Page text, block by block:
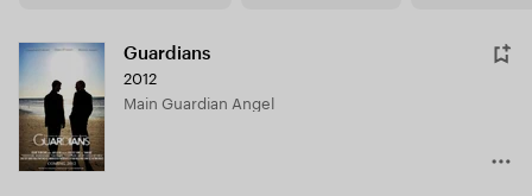
Guardians
2012
Main Guardian Angel